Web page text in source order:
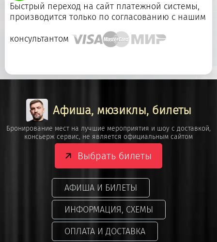
Быстрый переход на сайт платежной системы,
производится только по согласованию с нашим
консультантом
Афиша, мюзиклы, билеты
Бронирование мест на лучшие мероприятия и шоу с доставкой,
консьерж сервис, не является официальным сайтом
Выбрать билеты
АФИША И БИЛЕТЫ
ИНФОРМАЦИЯ, СХЕМЫ
ОПЛАТА И ДОСТАВКА